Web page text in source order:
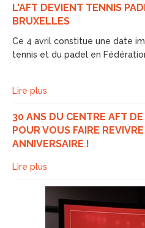
L'AFT DEVIENT TENNIS
BRUXELLES
Ce 4 avril constitue une date
tennis et du padel en
Lire plus
30 ANS DU CENTRE AFT
POUR VOUS FAIRE
ANNIVERSAIRE !
Lire plus